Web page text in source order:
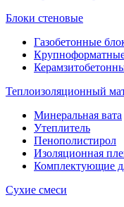
Блоки стеновые
Газобетонные
Теплоизоляционный
Минеральная вата
Утеплитель
Пенополистирол
Изоляционная
Комплектующие
Сухие смеси